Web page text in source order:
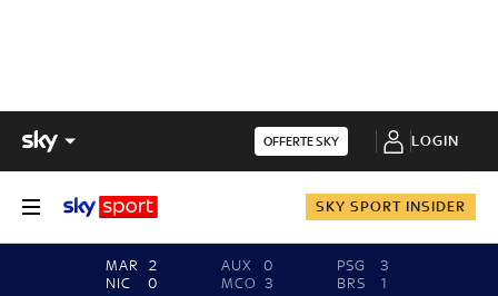
OFFERTE SKY LOGIN
SKY SPORT INSIDER
MAR
2
NIC
0
AUX
0
MCO 3
PSG
3
BRS
1